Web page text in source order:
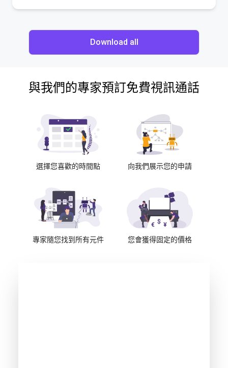
Download all
與我們的專家預訂免費視訊通話
選擇您喜歡的時間點 向我們展示您的申請
專家隨您找到所有元件 您會獲得固定的價格